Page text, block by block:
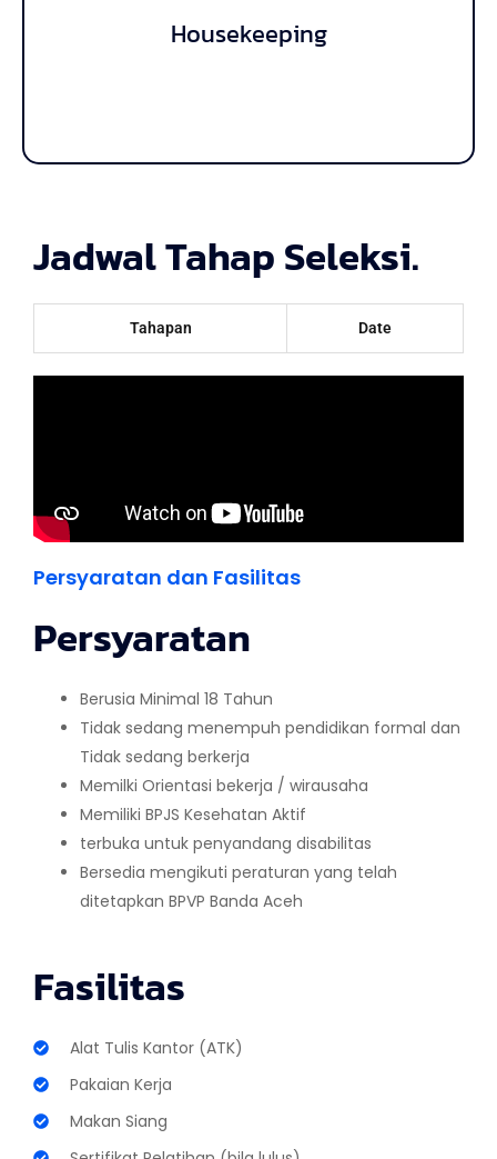
Housekeeping
Housekeeping
Jadwal Tahap Seleksi.
Tahapan Date
Persyaratan dan Fasilitas
Persyaratan
Berusia Minimal 18 Tahun
Tidak sedang menempuh pendidikan formal dan
Tidak sedang berkerja
Memilki Orientasi bekerja / wirausaha
Memiliki BPJS Kesehatan Aktif
terbuka untuk penyandang disabilitas
Bersedia mengikuti peraturan yang telah
ditetapkan BPVP Banda Aceh
Fasilitas
Alat Tulis Kantor (ATK)
Pakaian Kerja
Makan Siang